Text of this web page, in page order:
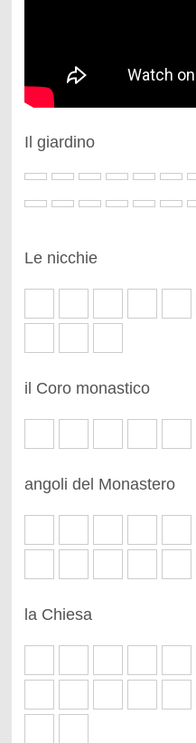
Il giardino
Le nicchie
il Coro monastico
angoli del Monastero
la Chiesa